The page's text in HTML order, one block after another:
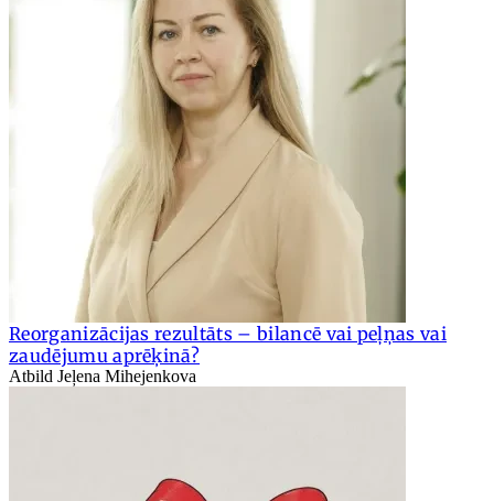
Reorganizācijas rezultāts – bilancē vai peļņas vai
zaudējumu aprēķinā?
Atbild Jeļena Mihejenkova